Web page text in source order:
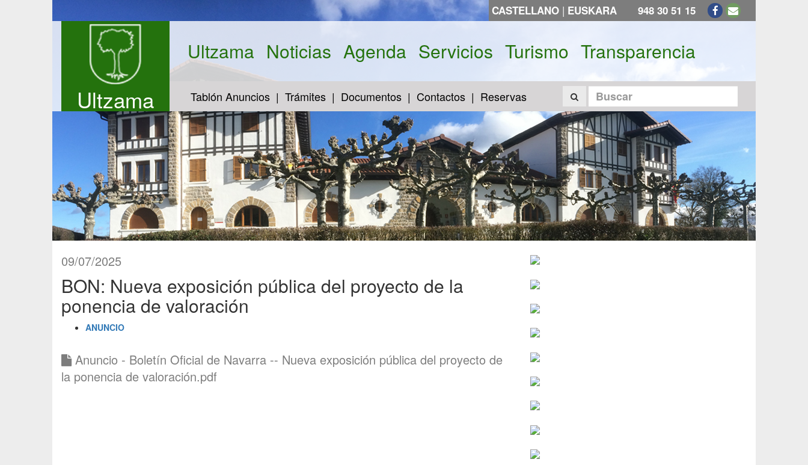
CASTELLANO | EUSKARA 948 30 51 15
Ultzama
Ultzama Noticias Agenda Servicios Turismo Transparencia
Tablón Anuncios Trámites Documentos Contactos Reservas
09/07/2025
BON: Nueva exposición pública del proyecto de la
ponencia de valoración
ANUNCIO
Anuncio - Boletín Oficial de Navarra -- Nueva exposición pública del proyecto de
la ponencia de valoración.pdf